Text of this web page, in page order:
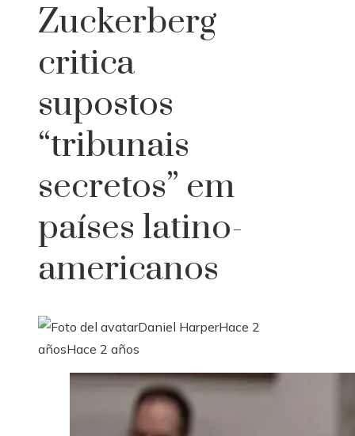
Zuckerberg
critica
supostos
“tribunais
secretos” em
países latino-
americanos
Daniel HarperHace 2
añosHace 2 años